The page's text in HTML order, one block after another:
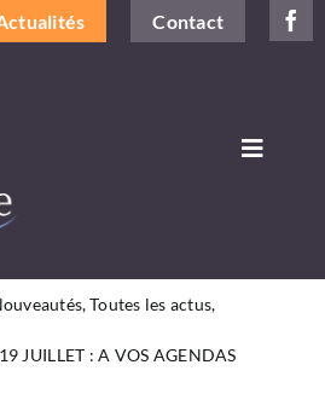
Contact
Toggle
Toutes les actus
JUILLET : A VOS AGENDAS